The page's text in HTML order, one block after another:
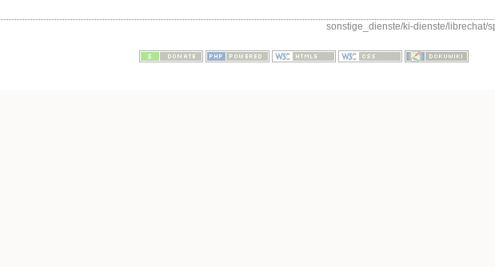
sonstige_dienste/ki-dienste/librechat/